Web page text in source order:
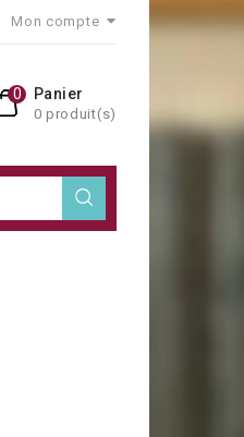
Mon compte
Panier
0 produit(s)
0